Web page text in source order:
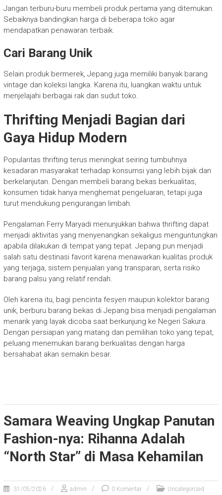
Jangan terburu-buru membeli produk pertama yang ditemukan.
Sebaiknya bandingkan harga di beberapa toko agar
mendapatkan penawaran terbaik.
Cari Barang Unik
Selain produk bermerek, Jepang juga memiliki banyak barang
vintage dan koleksi langka. Karena itu, luangkan waktu untuk
menjelajahi berbagai rak dan sudut toko.
Thrifting Menjadi Bagian dari
Gaya Hidup Modern
Popularitas thrifting terus meningkat seiring tumbuhnya
kesadaran masyarakat terhadap konsumsi yang lebih bijak dan
berkelanjutan. Dengan membeli barang bekas berkualitas,
konsumen tidak hanya menghemat pengeluaran, tetapi juga
turut mendukung pengurangan limbah.
Pengalaman Ferry Maryadi menunjukkan bahwa thrifting dapat
menjadi aktivitas yang menyenangkan sekaligus menguntungkan
apabila dilakukan di tempat yang tepat. Jepang pun menjadi
salah satu destinasi favorit karena menawarkan kualitas produk
yang terjaga, sistem penjualan yang transparan, serta risiko
barang palsu yang relatif rendah.
Oleh karena itu, bagi pencinta fesyen maupun kolektor barang
unik, berburu barang bekas di Jepang bisa menjadi pengalaman
menarik yang layak dicoba saat berkunjung ke Negeri Sakura.
Dengan persiapan yang matang dan pemilihan toko yang tepat,
peluang menemukan barang berkualitas dengan harga
bersahabat akan semakin besar.
Samara Weaving Ungkap Panutan
Fashion-nya: Rihanna Adalah
“North Star” di Masa Kehamilan
31/05/2026 admin 0 Komentar Uncategorized